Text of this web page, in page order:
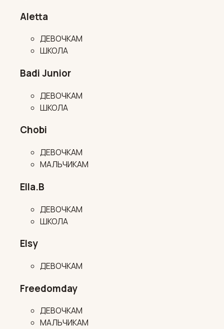
Aletta
ДЕВОЧКАМ
ШКОЛА
Badi Junior
ДЕВОЧКАМ
ШКОЛА
Chobi
ДЕВОЧКАМ
МАЛЬЧИКАМ
Ella.B
ДЕВОЧКАМ
ШКОЛА
Elsy
ДЕВОЧКАМ
Freedomday
ДЕВОЧКАМ
МАЛЬЧИКАМ